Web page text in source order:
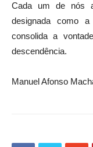
Cada um de nós
designada como
consolida a
descendência.
Manuel Afonso